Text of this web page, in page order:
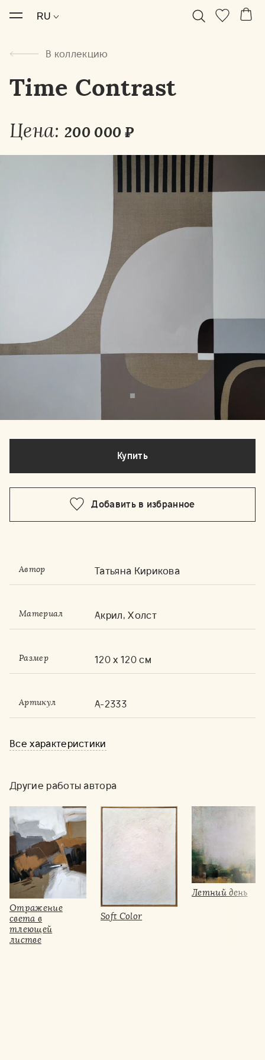
В коллекцию
Time Contrast
Цена: 200 000
Купить
Добавить в избранное
Автор Татьяна Кирикова
Материал Акрил, Холст
Размер 120 x 120 см
Артикул А-2333
Все характеристики
Другие работы автора
Отражение
света в
тлеющей
листве
Soft Color
Летний день